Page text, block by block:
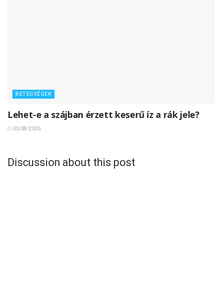
BETEGSÉGEK
Lehet-e a szájban érzett keserű íz a rák jele?
03/08/2026
Discussion about this post